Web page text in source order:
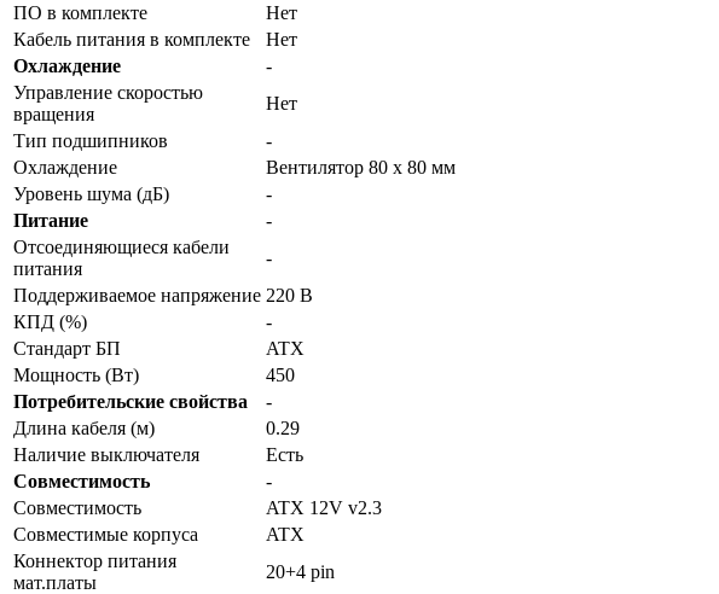
ПО в комплекте
Нет
Кабель питания в комплекте
Нет
Охлаждение
-
Управление скоростью
вращения
Нет
Тип подшипников
-
Охлаждение
Вентилятор 80 x 80 мм
Уровень шума (дБ)
-
Питание
-
Отсоединяющиеся кабели
питания
-
Поддерживаемое напряжение 220 В
КПД (%)
-
Стандарт БП
ATX
Мощность (Вт)
450
Потребительские свойства
-
Длина кабеля (м)
0.29
Наличие выключателя
Есть
Совместимость
-
Совместимость
ATX 12V v2.3
Совместимые корпуса
ATX
Коннектор питания
мат.платы
20+4 pin